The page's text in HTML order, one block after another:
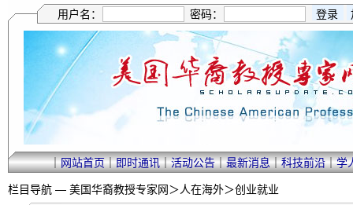
用户名： 密码：
｜网站首页｜即时通讯｜活动公告｜最新消息｜科技前沿｜学
栏目导航 — 美国华裔教授专家网＞人在海外＞创业就业